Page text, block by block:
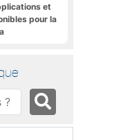
et
pour la